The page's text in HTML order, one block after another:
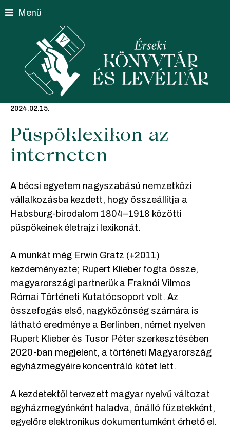
Menü
2024.02.15.
Püspöklexikon az
interneten
A bécsi egyetem nagyszabású nemzetközi
vállalkozásba kezdett, hogy összeállítja a
Habsburg-birodalom 1804–1918 közötti
püspökeinek életrajzi lexikonát.
A munkát még Erwin Gratz (+2011)
kezdeményezte; Rupert Klieber fogta össze,
magyarországi partnerük a Fraknói Vilmos
Római Történeti Kutatócsoport volt. Az
összefogás első, nagyközönség számára is
látható eredménye a Berlinben, német nyelven
Rupert Klieber és Tusor Péter szerkesztésében
2020-ban megjelent, a történeti Magyarország
egyházmegyéire koncentráló kötet lett.
A kezdetektől tervezett magyar nyelvű változat
egyházmegyénként haladva, önálló füzetekként,
egyelőre elektronikus dokumentumként érhető el.